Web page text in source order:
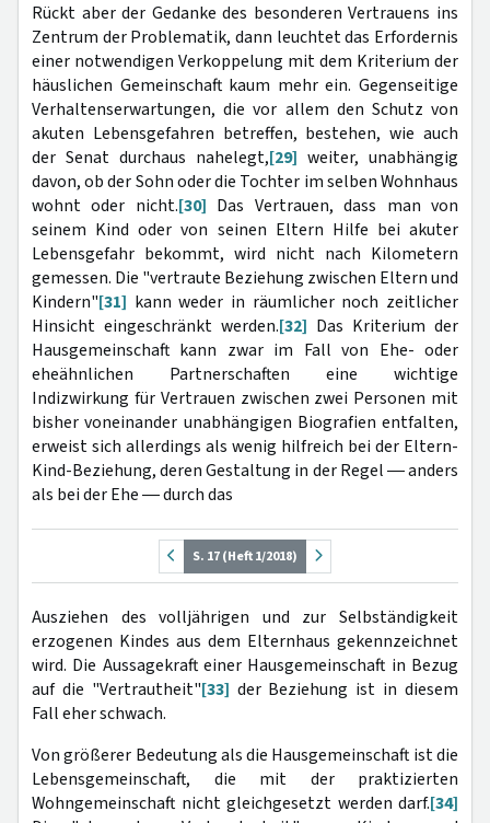
Rückt aber der Gedanke des besonderen Vertrauens ins
Zentrum der Problematik, dann leuchtet das Erfordernis
einer notwendigen Verkoppelung mit dem Kriterium der
häuslichen Gemeinschaft kaum mehr ein. Gegenseitige
Verhaltenserwartungen, die vor allem den Schutz von
akuten Lebensgefahren betreffen, bestehen, wie auch
der Senat durchaus nahelegt,[29] weiter, unabhängig
davon, ob der Sohn oder die Tochter im selben Wohnhaus
wohnt oder nicht.[30] Das Vertrauen, dass man von
seinem Kind oder von seinen Eltern Hilfe bei akuter
Lebensgefahr bekommt, wird nicht nach Kilometern
gemessen. Die "vertraute Beziehung zwischen Eltern und
Kindern"[31] kann weder in räumlicher noch zeitlicher
Hinsicht eingeschränkt werden.[32] Das Kriterium der
Hausgemeinschaft kann zwar im Fall von Ehe- oder
eheähnlichen Partnerschaften eine wichtige
Indizwirkung für Vertrauen zwischen zwei Personen mit
bisher voneinander unabhängigen Biografien entfalten,
erweist sich allerdings als wenig hilfreich bei der Eltern-
Kind-Beziehung, deren Gestaltung in der Regel ― anders
als bei der Ehe ― durch das
S. 17 (Heft 1/2018)
Ausziehen des volljährigen und zur Selbständigkeit
erzogenen Kindes aus dem Elternhaus gekennzeichnet
wird. Die Aussagekraft einer Hausgemeinschaft in Bezug
auf die "Vertrautheit"[33] der Beziehung ist in diesem
Fall eher schwach.
Von größerer Bedeutung als die Hausgemeinschaft ist die
Lebensgemeinschaft, die mit der praktizierten
Wohngemeinschaft nicht gleichgesetzt werden darf.[34]